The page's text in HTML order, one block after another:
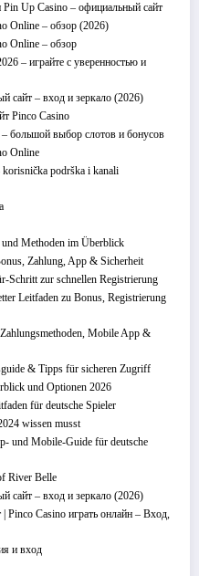
Up Casino – официальный сайт
Online – обзор (2026)
Online – обзор
– играйте с уверенностью и
сайт – вход и зеркало (2026)
Pinco Casino
большой выбор слотов и бонусов
Online
podrška i kanali
Methoden im Überblick
Zahlung, App & Sicherheit
zur schnellen Registrierung
Leitfaden zu Bonus, Registrierung
Mobile App &
& Tipps für sicheren Zugriff
und Optionen 2026
für deutsche Spieler
wissen musst
und Mobile‑Guide für deutsche
River Belle
сайт – вход и зеркало (2026)
Casino играть онлайн – Вход,
и вход